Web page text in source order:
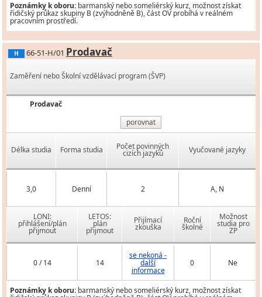
Poznámky k oboru: barmanský nebo someliérský kurz, možnost získat
řidičský průkaz skupiny B (zvýhodněně B), část OV probíhá v reálném
pracovním prostředí.
H 66-51-H/01 Prodavač
Zaměření nebo Školní vzdělávací program (ŠVP)
Prodavač
porovnat
Délka studia Forma studia Počet povinných
cizích jazyků Vyučované jazyky
3,0 Denní 2 A, N
LONI:
přihlášení/plán
přijmout
LETOS:
plán
přijmout
Přijímací
zkouška
Roční
školné
Možnost
studia pro
ZP
0 / 14 14
se nekoná -
další
informace
0 Ne
Poznámky k oboru: barmanský nebo someliérský kurz, možnost získat